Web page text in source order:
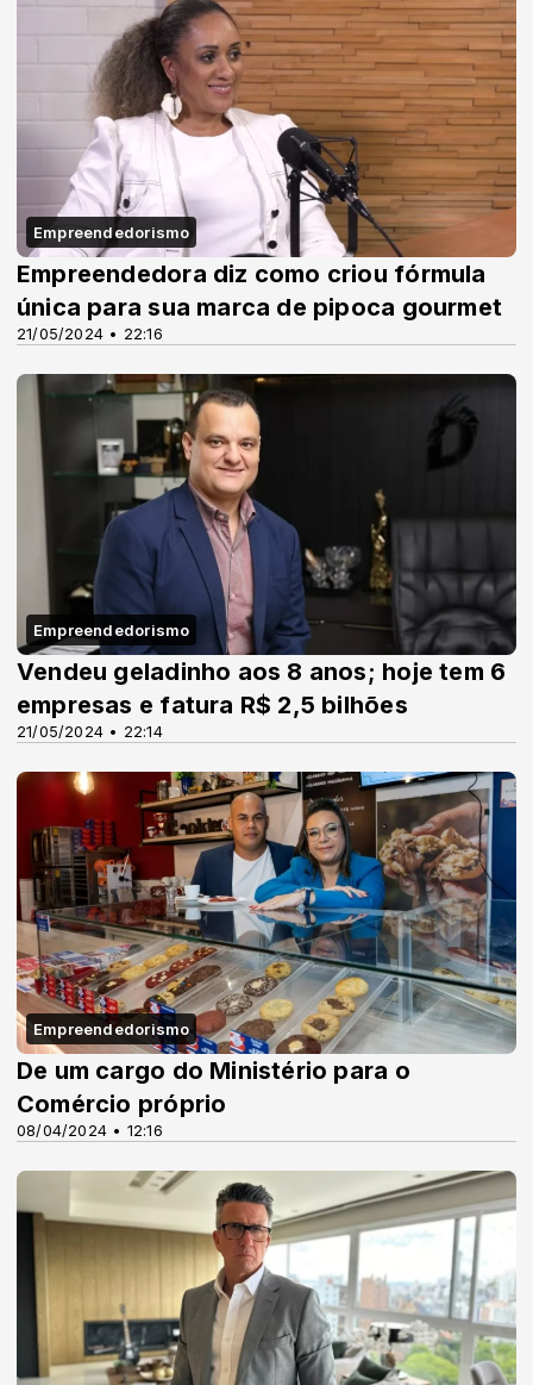
Empreendedorismo
21/05/2024 • 22:16
Empreendedora diz como criou fórmula
única para sua marca de pipoca gourmet
Empreendedorismo
21/05/2024 • 22:14
Vendeu geladinho aos 8 anos; hoje tem 6
empresas e fatura R$ 2,5 bilhões
Empreendedorismo
08/04/2024 • 12:16
De um cargo do Ministério para o
Comércio próprio